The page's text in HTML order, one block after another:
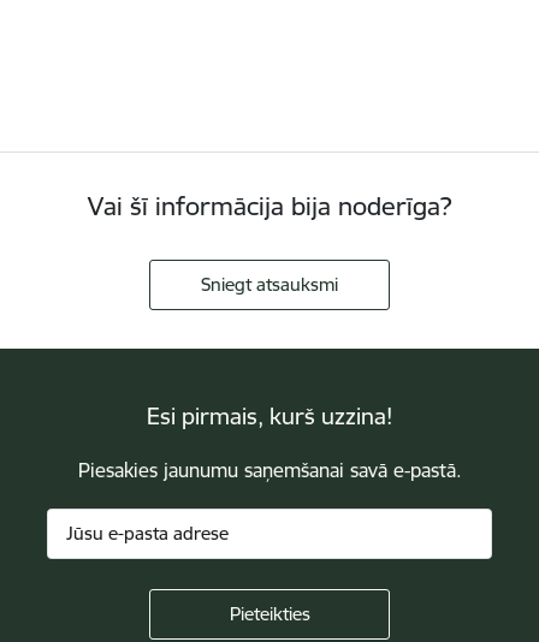
Vai šī informācija bija noderīga?
Sniegt atsauksmi
Esi pirmais, kurš uzzina!
Piesakies jaunumu saņemšanai savā e-pastā.